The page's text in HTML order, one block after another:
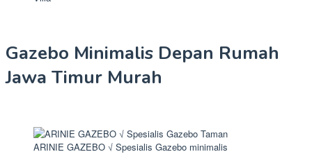
Gazebo Minimalis Depan Rumah
Jawa Timur Murah
ARINIE GAZEBO √ Spesialis Gazebo minimalis